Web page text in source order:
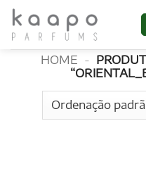
Skip
content
HOME -